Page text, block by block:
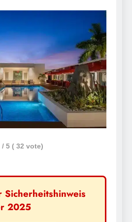
/ 5 ( 32 vote)
2025